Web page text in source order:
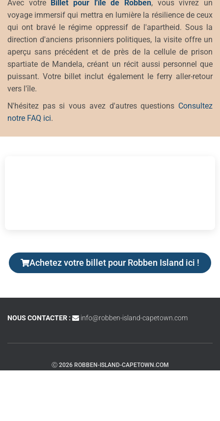
Avec votre Billet pour l'île de Robben, vous vivrez un
voyage immersif qui mettra en lumière la résilience de ceux
qui ont bravé le régime oppressif de l'apartheid. Sous la
direction d'anciens prisonniers politiques, la visite offre un
aperçu sans précédent et de près de la cellule de prison
spartiate de Mandela, créant un récit aussi personnel que
puissant. Votre billet inclut également le ferry aller-retour
vers l'île.
N'hésitez pas si vous avez d'autres questions Consultez
notre FAQ ici.
Achetez votre billet pour Robben Island ici !
NOUS CONTACTER : info@robben-island-capetown.com
Ⓒ 2026 ROBBEN-ISLAND-CAPETOWN.COM